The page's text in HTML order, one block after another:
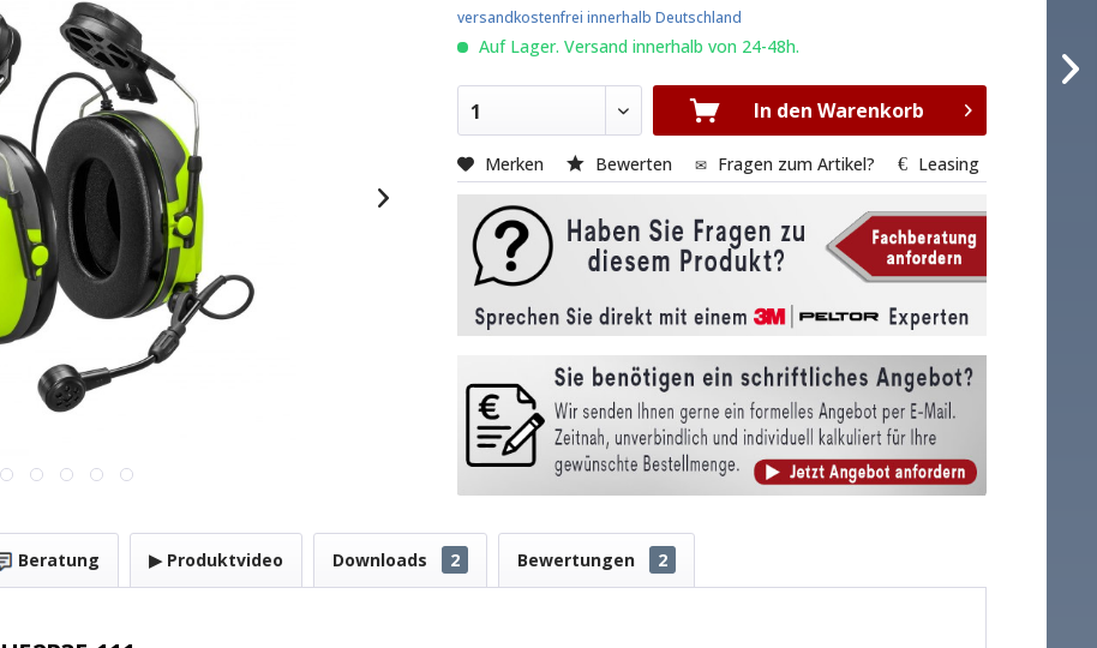
versandkostenfrei innerhalb Deutschland
Auf Lager. Versand innerhalb von 24-48h.
1 In den Warenkorb
Merken Bewerten Fragen zum Artikel? Leasing
Beratung ▶ Produktvideo Downloads 2 Bewertungen 2